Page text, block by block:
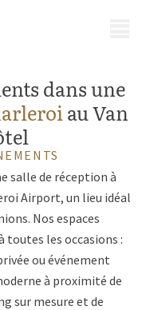
dans une
au Van
salle de réception à
Airport, un lieu idéal
Nos espaces
toutes les occasions :
ou événement
à proximité de
sur mesure et de